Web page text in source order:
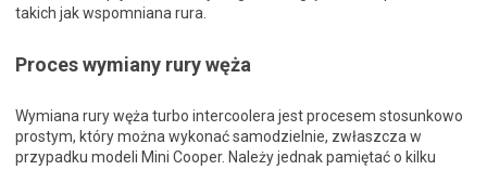
takich jak wspomniana rura.
Proces wymiany rury węża
Wymiana rury węża turbo intercoolera jest procesem stosunkowo
prostym, który można wykonać samodzielnie, zwłaszcza w
przypadku modeli Mini Cooper. Należy jednak pamiętać o kilku